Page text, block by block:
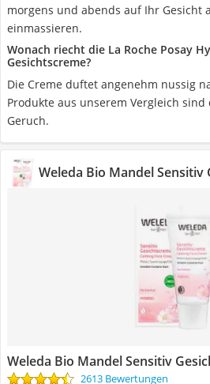
morgens und abends auf Ihr Gesicht
einmassieren.
Wonach riecht die La Roche Posay
Gesichtscreme?
Die Creme duftet angenehm nussig
Produkte aus unserem Vergleich
Geruch.
Weleda Bio Mandel Sensitiv
Weleda Bio Mandel Sensitiv
2613 Bewertungen